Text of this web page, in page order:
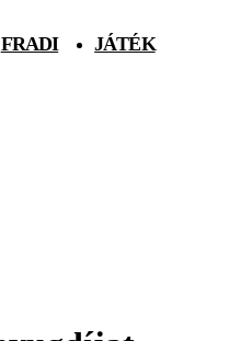
FRADI JÁTÉK